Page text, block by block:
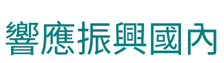
響應振興國內